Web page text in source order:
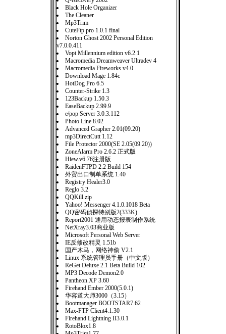
Black Hole Organizer
The Cleaner
Mp3Trim
CuteFtp pro 1.0.1 final
Norton Ghost 2002 Personal Edition
v7.0.0.411
Vopt Millennium edition v6.2.1
Macromedia Dreamweaver Ultradev 4
Macromedia Fireworks v4.0
Download Mage 1.84c
HotDog Pro 6.5
Counter-Strike 1.3
123Backup 1.50.3
EaseBackup 2.99.9
e/pop Server 3.0.3.112
Photo Line 8.02
Advanced Grapher 2.01(09.20)
mp3DirectCutt 1.12
File Protector 2000(SE 2.05(09.20))
ZoneAlarm Pro 2.6.2 正式版
Hiew.v6.76注册版
RaidenFTPD 2.2 Build 154
外贸出口制单系统 1.40
Registry Healer3.0
Reglo 3.2
QQKill.zip
Yahoo! Messenger 4.1.0.1018 Beta
QQ密码侦探特别版2(333K)
Report2001 通用动态报表制作系统
NetXray3.03商业版
Microsoft Personal Web Server
IE反修改精灵 1.51b
国产木马，网络神偷 V2.1
Linux 系统管理员手册（中文版）
ReGet Deluxe 2.1 Beta Build 102
MP3 Decode Demon2.0
Pantheon.XP 3.60
Firehand Ember 2000(5.0.1)
华容道大师3000（3.15）
Bootmanager BOOTSTAR7.62
Max-FTP Client4.1.30
Firehand Lightning II3.0.1
RotoBlox1.8